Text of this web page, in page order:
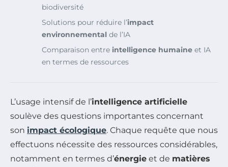
biodiversité
Solutions pour réduire l’impact
environnemental de l’IA
Comparaison entre intelligence humaine et IA
en termes de ressources
L’usage intensif de l’intelligence artificielle
soulève des questions importantes concernant
son impact écologique. Chaque requête que nous
effectuons nécessite des ressources considérables,
notamment en termes d’énergie et de matières